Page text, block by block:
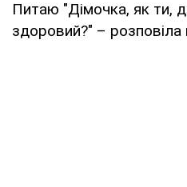
Питаю "Дімочка, як ти,
здоровий?" – розповіла